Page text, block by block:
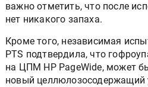
важно отметить, что после
нет никакого запаха.
Кроме того, независимая
PTS подтвердила, что
на ЦПМ HP PageWide, может
новый целлюлозосодержащий